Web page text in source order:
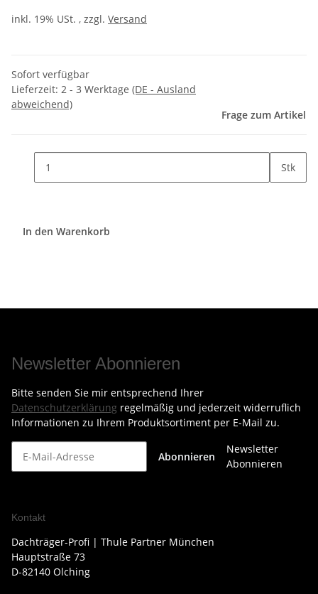
inkl. 19% USt. , zzgl. Versand
Sofort verfügbar
Lieferzeit: 2 - 3 Werktage (DE - Ausland
abweichend)
Frage zum Artikel
Stk
In den Warenkorb
Newsletter Abonnieren
Bitte senden Sie mir entsprechend Ihrer
Datenschutzerklärung regelmäßig und jederzeit widerruflich
Informationen zu Ihrem Produktsortiment per E-Mail zu.
Abonnieren
Newsletter
Abonnieren
Kontakt
Dachträger-Profi | Thule Partner München
Hauptstraße 73
D-82140 Olching